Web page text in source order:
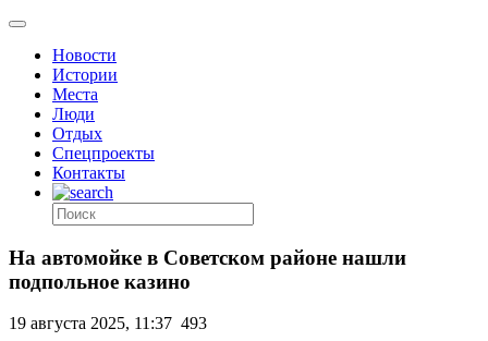
Новости
Истории
Места
Люди
Отдых
Спецпроекты
Контакты
На автомойке в Советском районе нашли
подпольное казино
19 августа 2025, 11:37 493